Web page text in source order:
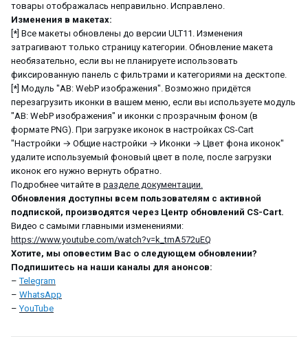
товары отображалась неправильно. Исправлено.
Изменения в макетах:
[*] Все макеты обновлены до версии ULT11. Изменения
затрагивают только страницу категории. Обновление макета
необязательно, если вы не планируете использовать
фиксированную панель с фильтрами и категориями на десктопе.
[*] Модуль "AB: WebP изображения". Возможно придётся
перезагрузить иконки в вашем меню, если вы используете модуль
"AB: WebP изображения" и иконки с прозрачным фоном (в
формате PNG). При загрузке иконок в настройках CS-Cart
"Настройки → Общие настройки → Иконки → Цвет фона иконок"
удалите используемый фоновый цвет в поле, после загрузки
иконок его нужно вернуть обратно.
Подробнее читайте в разделе документации.
Обновления доступны всем пользователям с активной
подпиской, производятся через Центр обновлений CS-Cart.
Видео с самыми главными изменениями:
https://www.youtube.com/watch?v=k_tmA572uEQ
Хотите, мы оповестим Вас о следующем обновлении?
Подпишитесь на наши каналы для анонсов:
–Telegram
– WhatsApp
–YouTube